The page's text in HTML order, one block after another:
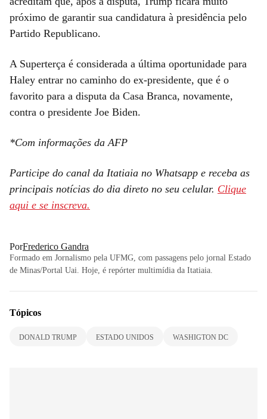
próximo de garantir sua candidatura à presidência pelo
Partido Republicano.
A Superterça é considerada a última oportunidade para
Haley entrar no caminho do ex-presidente, que é o
favorito para a disputa da Casa Branca, novamente,
contra o presidente Joe Biden.
*Com informações da AFP
Participe do canal da Itatiaia no Whatsapp e receba as
principais notícias do dia direto no seu celular. Clique
aqui e se inscreva.
PorFrederico Gandra
Formado em Jornalismo pela UFMG, com passagens pelo jornal Estado
de Minas/Portal Uai. Hoje, é repórter multimídia da Itatiaia.
Tópicos
DONALD TRUMP ESTADO UNIDOS WASHIGTON DC